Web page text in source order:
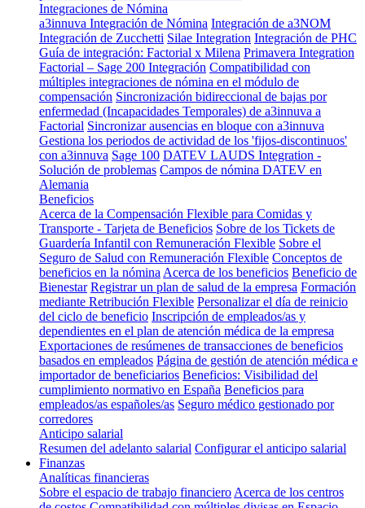
Integraciones de Nómina
a3innuva Integración de Nómina Integración de a3NOM
Integración de Zucchetti Silae Integration Integración de PHC
Guía de integración: Factorial x Milena Primavera Integration
Factorial – Sage 200 Integración Compatibilidad con
múltiples integraciones de nómina en el módulo de
compensación Sincronización bidireccional de bajas por
enfermedad (Incapacidades Temporales) de a3innuva a
Factorial Sincronizar ausencias en bloque con a3innuva
Gestiona los periodos de actividad de los 'fijos-discontinuos'
con a3innuva Sage 100 DATEV LAUDS Integration -
Solución de problemas Campos de nómina DATEV en
Alemania
Beneficios
Acerca de la Compensación Flexible para Comidas y
Transporte - Tarjeta de Beneficios Sobre de los Tickets de
Guardería Infantil con Remuneración Flexible Sobre el
Seguro de Salud con Remuneración Flexible Conceptos de
beneficios en la nómina Acerca de los beneficios Beneficio de
Bienestar Registrar un plan de salud de la empresa Formación
mediante Retribución Flexible Personalizar el día de reinicio
del ciclo de beneficio Inscripción de empleados/as y
dependientes en el plan de atención médica de la empresa
Exportaciones de resúmenes de transacciones de beneficios
basados en empleados Página de gestión de atención médica e
importador de beneficiarios Beneficios: Visibilidad del
cumplimiento normativo en España Beneficios para
empleados/as españoles/as Seguro médico gestionado por
corredores
Anticipo salarial
Resumen del adelanto salarial Configurar el anticipo salarial
Finanzas
Analíticas financieras
Sobre el espacio de trabajo financiero Acerca de los centros